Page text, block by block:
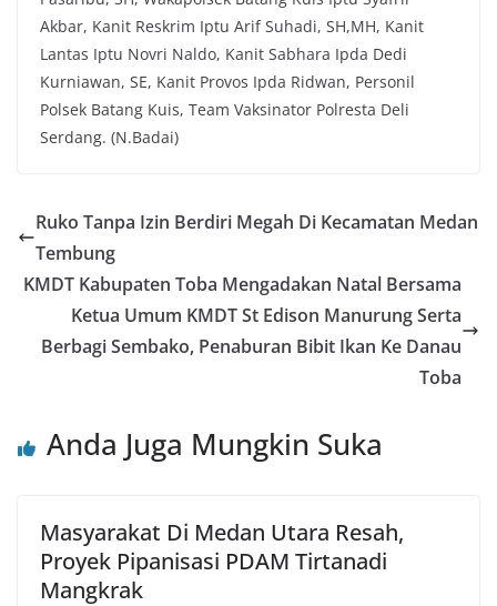
Akbar, Kanit Reskrim Iptu Arif Suhadi, SH,MH, Kanit
Lantas Iptu Novri Naldo, Kanit Sabhara Ipda Dedi
Kurniawan, SE, Kanit Provos Ipda Ridwan, Personil
Polsek Batang Kuis, Team Vaksinator Polresta Deli
Serdang. (N.Badai)
Ruko Tanpa Izin Berdiri Megah Di Kecamatan Medan
Tembung
KMDT Kabupaten Toba Mengadakan Natal Bersama
Ketua Umum KMDT St Edison Manurung Serta
Berbagi Sembako, Penaburan Bibit Ikan Ke Danau
Toba
Anda Juga Mungkin Suka
Masyarakat Di Medan Utara Resah,
Proyek Pipanisasi PDAM Tirtanadi
Mangkrak